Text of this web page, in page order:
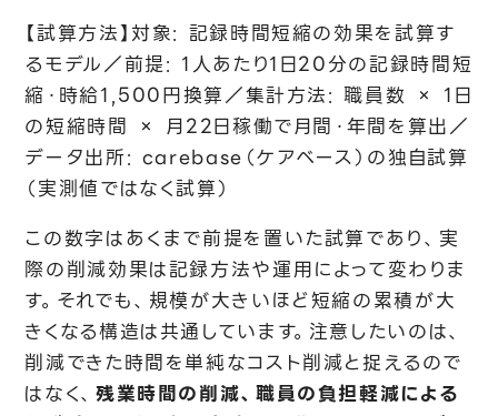
【試算方法】対象: 記録時間短縮の効果を試算す
るモデル／前提: 1人あたり1日20分の記録時間短
縮・時給1,500円換算／集計方法: 職員数 × 1日
の短縮時間 × 月22日稼働で月間・年間を算出／
データ出所: carebase（ケアベース）の独自試算
（実測値ではなく試算）
この数字はあくまで前提を置いた試算であり、実
際の削減効果は記録方法や運用によって変わりま
す。それでも、規模が大きいほど短縮の累積が大
きくなる構造は共通しています。注意したいのは、
削減できた時間を単純なコスト削減と捉えるので
はなく、 残業時間の削減、職員の負担軽減による